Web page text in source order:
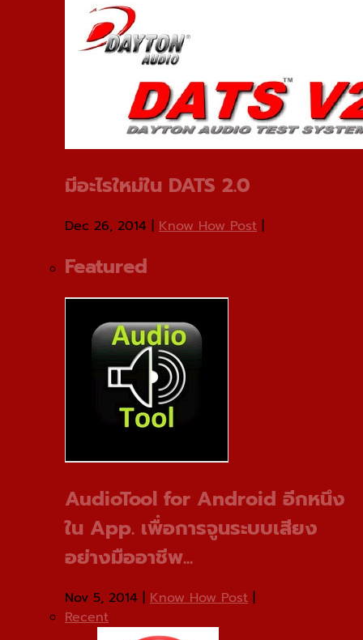
มีอะไรใหม่ใน DATS 2.0
Dec 26, 2014 | Know How Post |
Featured
AudioTool for Android อีกหนึง
ใน App. เพื่อการจูนระบบเสียง
อย่างมืออาชีพ...
Nov 5, 2014 | Know How Post |
Recent